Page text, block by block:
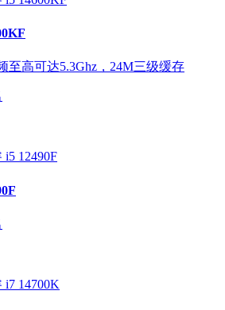
至高可达5.3Ghz，24M三级缓存